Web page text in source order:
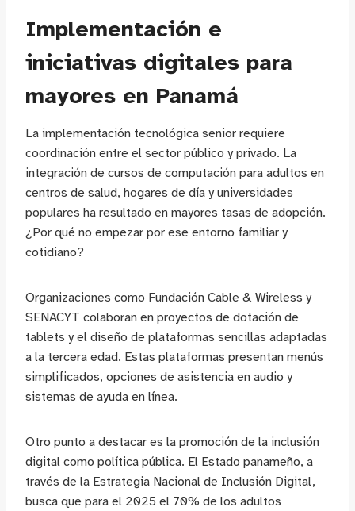
Implementación e
iniciativas digitales para
mayores en Panamá
La implementación tecnológica senior requiere
coordinación entre el sector público y privado. La
integración de cursos de computación para adultos en
centros de salud, hogares de día y universidades
populares ha resultado en mayores tasas de adopción.
¿Por qué no empezar por ese entorno familiar y
cotidiano?
Organizaciones como Fundación Cable & Wireless y
SENACYT colaboran en proyectos de dotación de
tablets y el diseño de plataformas sencillas adaptadas
a la tercera edad. Estas plataformas presentan menús
simplificados, opciones de asistencia en audio y
sistemas de ayuda en línea.
Otro punto a destacar es la promoción de la inclusión
digital como política pública. El Estado panameño, a
través de la Estrategia Nacional de Inclusión Digital,
busca que para el 2025 el 70% de los adultos